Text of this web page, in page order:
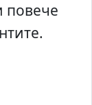
повече